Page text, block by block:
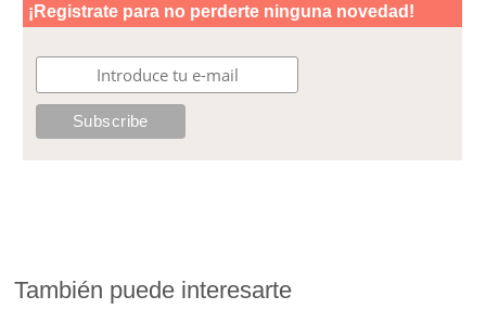
También puede interesarte